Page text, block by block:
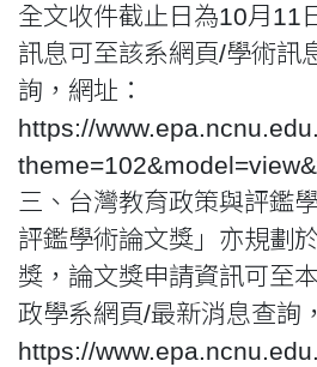
全文收件截止日為10月11
訊息可至該系網頁/學術訊
詢，網址：
https://
三、 台灣教育政策與評鑑
評鑑學術論文獎」亦規劃
獎，論文獎申請資訊可至
政學系網頁/最新消息查詢
https://